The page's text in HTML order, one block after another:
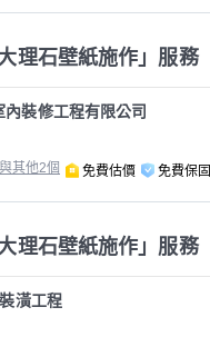
理石壁紙施作」服務
內裝修工程有限公司
與其他2個 免費估價 免費保固
理石壁紙施作」服務
潢工程